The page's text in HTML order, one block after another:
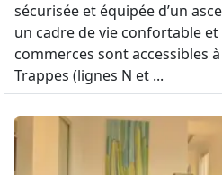
sécurisée et équipée d’un
un cadre de vie confortable et
commerces sont accessibles
Trappes (lignes N et ...